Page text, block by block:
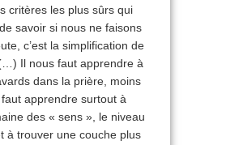
critères les plus sûrs qui
savoir si nous ne faisons
c’est la simplification de
Il nous faut apprendre à
dans la prière, moins
apprendre surtout à
des « sens », le niveau
à trouver une couche plus